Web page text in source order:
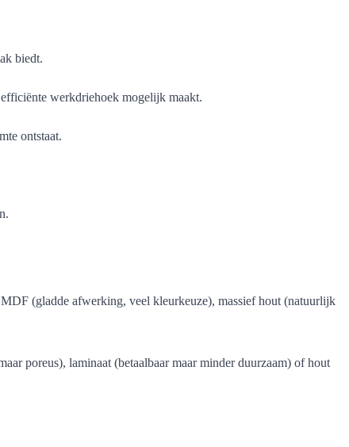
biedt.
werkdriehoek mogelijk maakt.
ontstaat.
(gladde afwerking, veel kleurkeuze), massief hout (natuurlijk
poreus), laminaat (betaalbaar maar minder duurzaam) of hout